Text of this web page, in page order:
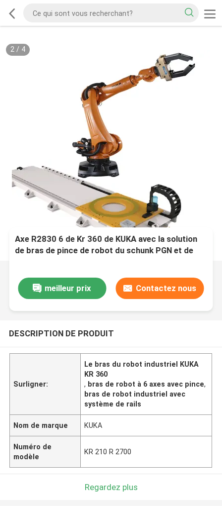
2/ 4
Axe R2830 6 de Kr 360 de KUKA avec la solution
de bras de pince de robot du schunk PGN et de
meilleur prix
Contactez nous
DESCRIPTION DE PRODUIT
Surligner:
Le bras du robot industriel KUKA
KR 360
, bras de robot à 6 axes avec pince,
bras de robot industriel avec
système de rails
Nom de marque KUKA
Numéro de
modèle
KR 210 R 2700
Regardez plus